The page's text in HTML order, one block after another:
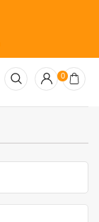
0